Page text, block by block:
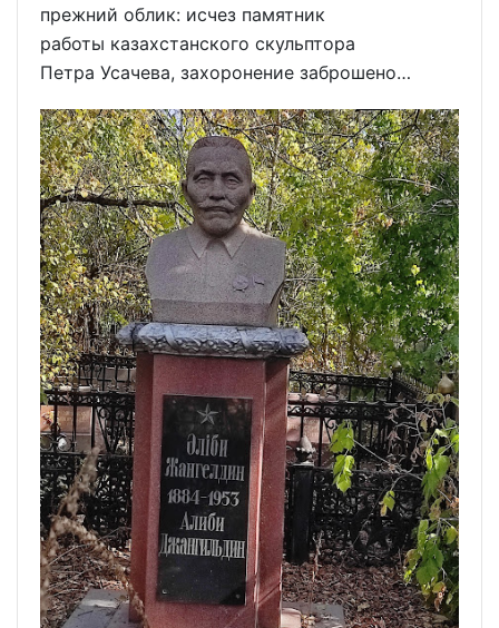
прежний облик: исчез памятник
работы казахстанского скульптора
Петра Усачева, захоронение заброшено…